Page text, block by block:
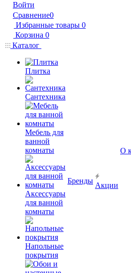
Войти
Сравнение0
Избранные товары 0
Корзина 0
Каталог
Плитка
Сантехника
Мебель для
ванной
комнаты
Аксессуары
для ванной
комнаты
Напольные
покрытия
Бренды
Акции
О